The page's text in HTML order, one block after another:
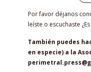
Por favor déjanos
leíste o escuchaste ¿Es
También puedes
en especie) a la